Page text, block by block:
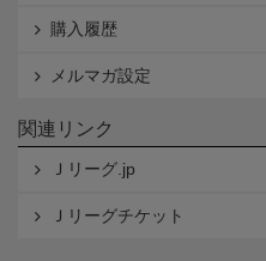
購入履歴
メルマガ設定
関連リンク
Ｊリーグ.jp
Ｊリーグチケット